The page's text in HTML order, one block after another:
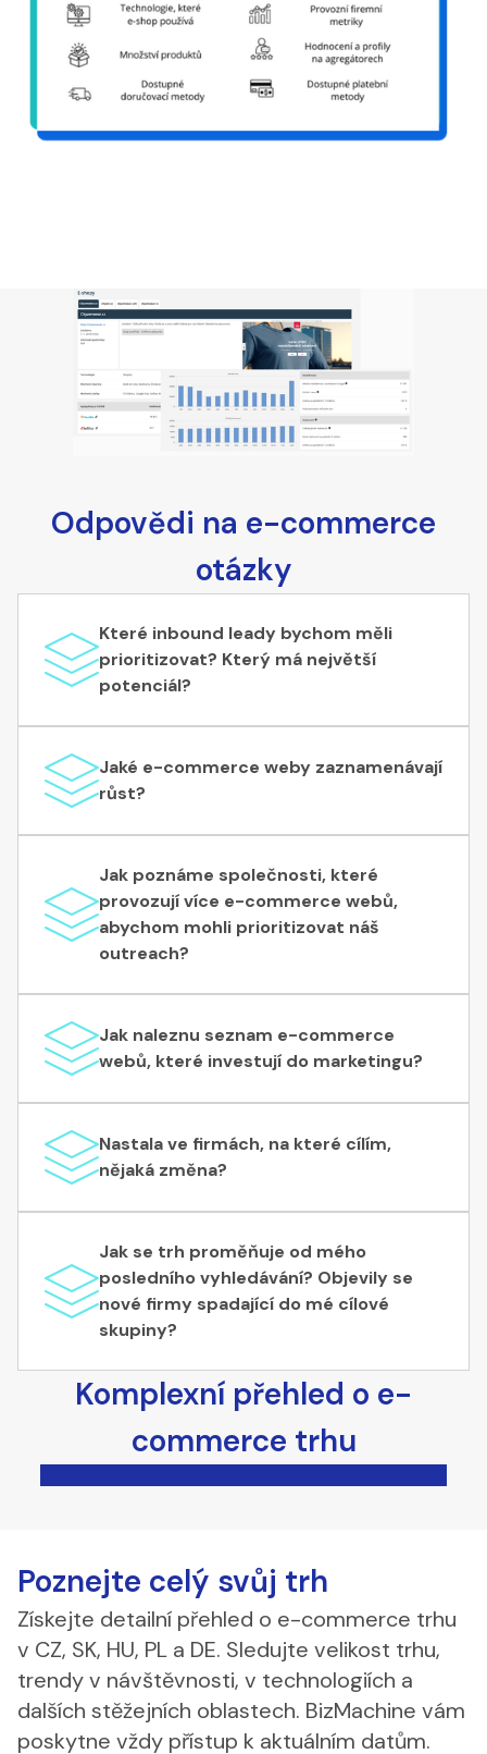
Odpovědi na e-commerce
otázky
Které inbound leady bychom měli
prioritizovat? Který má největší
potenciál?
Jaké e-commerce weby zaznamenávají
růst?
Jak poznáme společnosti, které
provozují více e-commerce webů,
abychom mohli prioritizovat náš
outreach?
Jak naleznu seznam e-commerce
webů, které investují do marketingu?
Nastala ve firmách, na které cílím,
nějaká změna?
Jak se trh proměňuje od mého
posledního vyhledávání? Objevily se
nové firmy spadající do mé cílové
skupiny?
Komplexní přehled o e-
commerce trhu
Poznejte celý svůj trh
Získejte detailní přehled o e-commerce trhu
v CZ, SK, HU, PL a DE. Sledujte velikost trhu,
trendy v návštěvnosti, v technologiích a
dalších stěžejních oblastech. BizMachine vám
poskytne vždy přístup k aktuálním datům.